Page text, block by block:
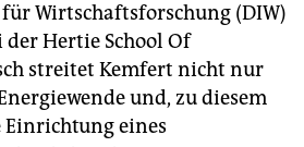
Wirtschaftsforschung (DIW)
Hertie School Of
streitet Kemfert nicht nur
und, zu diesem
Einrichtung eines